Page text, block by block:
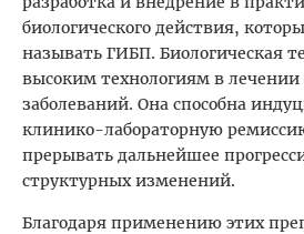
биологического действия,
называть ГИБП. Биологическая
высоким технологиям в
заболеваний. Она способна
клинико-лабораторную
прерывать дальнейшее
структурных изменений.
Благодаря применению этих